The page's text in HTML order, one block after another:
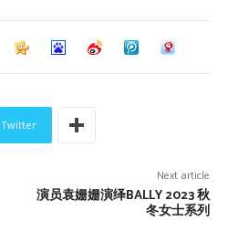
Twitter
Next article
演员袁姗姗演绎BALLY 2023 秋
冬女士系列